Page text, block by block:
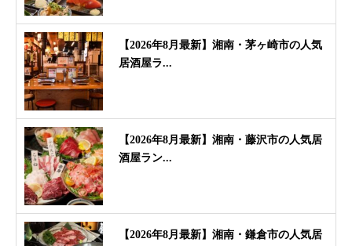
【2026年8月最新】湘南・茅ヶ崎市の人気
居酒屋ラ...
【2026年8月最新】湘南・藤沢市の人気居
酒屋ラン...
【2026年8月最新】湘南・鎌倉市の人気居